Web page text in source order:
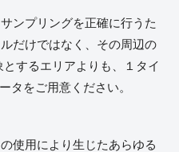
ンプリングを正確に行うた
だけではなく、その周辺の
するエリアよりも、１タイ
タをご用意ください。
使用により生じたあらゆる